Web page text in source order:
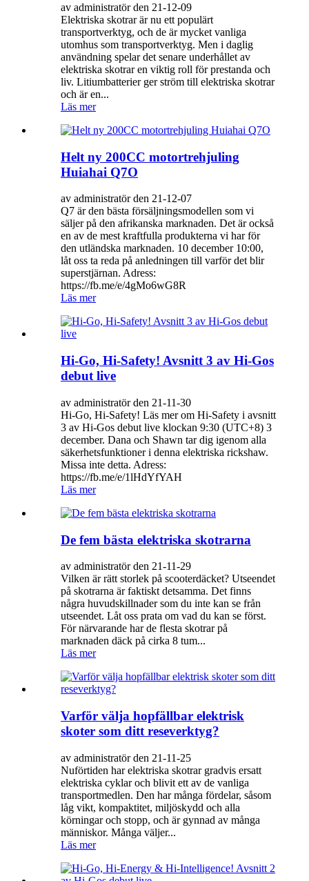
av administratör den 21-12-09
Elektriska skotrar är nu ett populärt
transportverktyg, och de är mycket vanliga
utomhus som transportverktyg. Men i daglig
användning spelar det senare underhållet av
elektriska skotrar en viktig roll för prestanda och
liv. Litiumbatterier ger ström till elektriska skotrar
och är en...
Läs mer
Helt ny 200CC motortrehjuling
Huiahai Q7O
av administratör den 21-12-07
Q7 är den bästa försäljningsmodellen som vi
säljer på den afrikanska marknaden. Det är också
en av de mest kraftfulla produkterna vi har för
den utländska marknaden. 10 december 10:00,
låt oss ta reda på anledningen till varför det blir
superstjärnan. Adress:
https://fb.me/e/4gMo6wG8R
Läs mer
Hi-Go, Hi-Safety! Avsnitt 3 av Hi-Gos
debut live
av administratör den 21-11-30
Hi-Go, Hi-Safety! Läs mer om Hi-Safety i avsnitt
3 av Hi-Gos debut live klockan 9:30 (UTC+8) 3
december. Dana och Shawn tar dig igenom alla
säkerhetsfunktioner i denna elektriska rickshaw.
Missa inte detta. Adress:
https://fb.me/e/1lHdYfYAH
Läs mer
De fem bästa elektriska skotrarna
av administratör den 21-11-29
Vilken är rätt storlek på scooterdäcket? Utseendet
på skotrarna är faktiskt detsamma. Det finns
några huvudskillnader som du inte kan se från
utseendet. Låt oss prata om vad du kan se först.
För närvarande har de flesta skotrar på
marknaden däck på cirka 8 tum...
Läs mer
Varför välja hopfällbar elektrisk
skoter som ditt reseverktyg?
av administratör den 21-11-25
Nuförtiden har elektriska skotrar gradvis ersatt
elektriska cyklar och blivit ett av de vanliga
transportmedlen. Den har många fördelar, såsom
låg vikt, kompaktitet, miljöskydd och alla
körningar och stopp, och är gynnad av många
människor. Många väljer...
Läs mer